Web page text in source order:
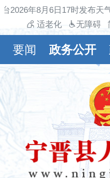
2026年8月6日17时发布天
适老化
无障碍
要闻 政务公开